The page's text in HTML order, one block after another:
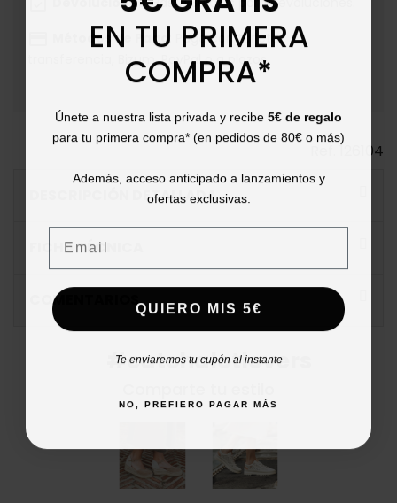
Métodos de Pago: Paga con tarjeta,
transferencia, Bizum, PayPal o a plazos.
126104
DESCRIPCIÓN DETALLADA
FICHA TÉCNICA
COMENTARIOS
#catchalotlovers
EN TU PRIMERA
COMPRA*
Únete a nuestra lista privada y recibe 5€ de regalo
para tu primera compra* (en pedidos de 80€ o más)
Además, acceso anticipado a lanzamientos y
ofertas exclusivas.
Email
QUIERO MIS 5€
Te enviaremos tu cupón al instante
NO, PREFIERO PAGAR MÁS